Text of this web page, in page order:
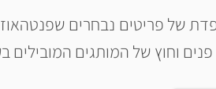
של פריטים נבחרים שפנטהאוז
וחוץ של המותגים המובילים